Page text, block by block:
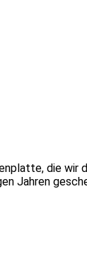
die wir
Jahren